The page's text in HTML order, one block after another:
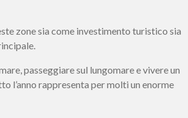
zone sia come investimento turistico sia
passeggiare sul lungomare e vivere un
l’anno rappresenta per molti un enorme